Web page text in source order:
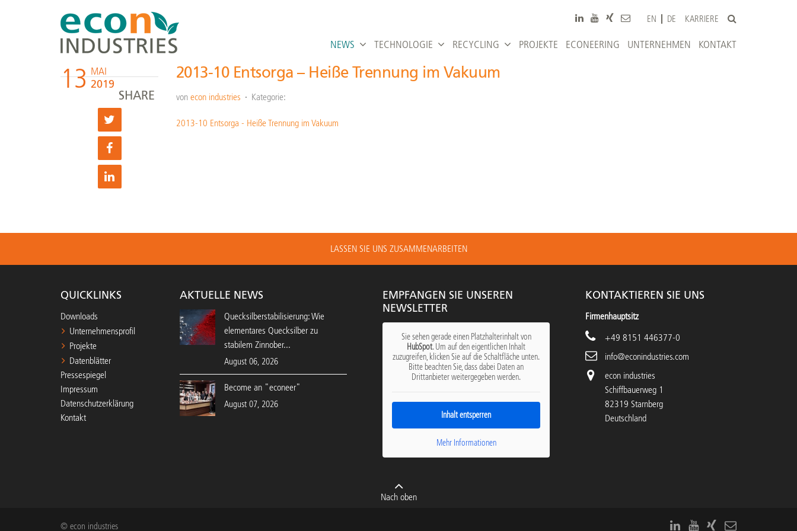
EN DE KARRIERE
NEWS TECHNOLOGIE RECYCLING PROJEKTE ECONEERING UNTERNEHMEN KONTAKT
13 MAI
2019
SHARE
2013-10 Entsorga – Heiße Trennung im Vakuum
von econ industries Kategorie:
2013-10 Entsorga - Heiße Trennung im Vakuum
LASSEN SIE UNS ZUSAMMENARBEITEN
QUICKLINKS
Downloads
Unternehmensprofil
Projekte
Datenblätter
Pressespiegel
Impressum
Datenschutzerklärung
Kontakt
AKTUELLE NEWS
Quecksilberstabilisierung: Wie
elementares Quecksilber zu
stabilem Zinnober...
August 06, 2026
Become an "econeer"
August 07, 2026
EMPFANGEN SIE UNSEREN
NEWSLETTER
Sie sehen gerade einen Platzhalterinhalt von
HubSpot. Um auf den eigentlichen Inhalt
zuzugreifen, klicken Sie auf die Schaltfläche unten.
Bitte beachten Sie, dass dabei Daten an
Drittanbieter weitergegeben werden.
Inhalt entsperren
Mehr Informationen
KONTAKTIEREN SIE UNS
Firmenhauptsitz
+49 8151 446377-0
info@econindustries.com
econ industries
Schiffbauerweg 1
82319 Starnberg
Deutschland
Nach oben
© econ industries